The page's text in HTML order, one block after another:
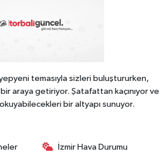
temasıyla sizleri buluştururken,
araya getiriyor. Şatafattan kaçınıyor ve
bir altyapı sunuyor.
İzmir Hava Durumu